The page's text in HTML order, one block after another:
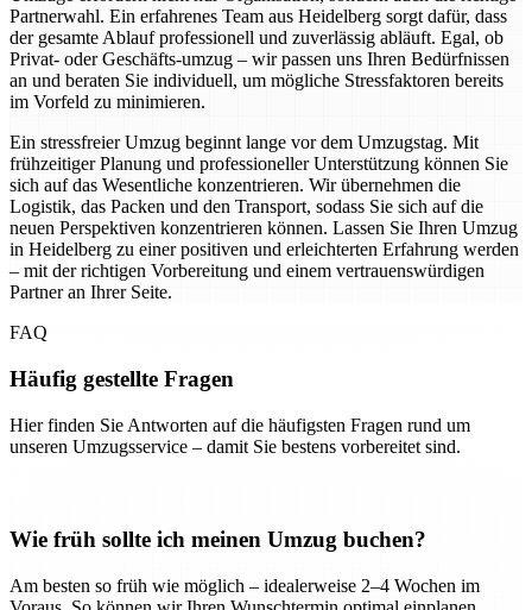
Partnerwahl. Ein erfahrenes Team aus Heidelberg sorgt dafür, dass
der gesamte Ablauf professionell und zuverlässig abläuft. Egal, ob
Privat- oder Geschäfts-umzug – wir passen uns Ihren Bedürfnissen
an und beraten Sie individuell, um mögliche Stressfaktoren bereits
im Vorfeld zu minimieren.
Ein stressfreier Umzug beginnt lange vor dem Umzugstag. Mit
frühzeitiger Planung und professioneller Unterstützung können Sie
sich auf das Wesentliche konzentrieren. Wir übernehmen die
Logistik, das Packen und den Transport, sodass Sie sich auf die
neuen Perspektiven konzentrieren können. Lassen Sie Ihren Umzug
in Heidelberg zu einer positiven und erleichterten Erfahrung werden
– mit der richtigen Vorbereitung und einem vertrauenswürdigen
Partner an Ihrer Seite.
FAQ
Häufig gestellte Fragen
Hier finden Sie Antworten auf die häufigsten Fragen rund um
unseren Umzugsservice – damit Sie bestens vorbereitet sind.
Wie früh sollte ich meinen Umzug buchen?
Am besten so früh wie möglich – idealerweise 2–4 Wochen im